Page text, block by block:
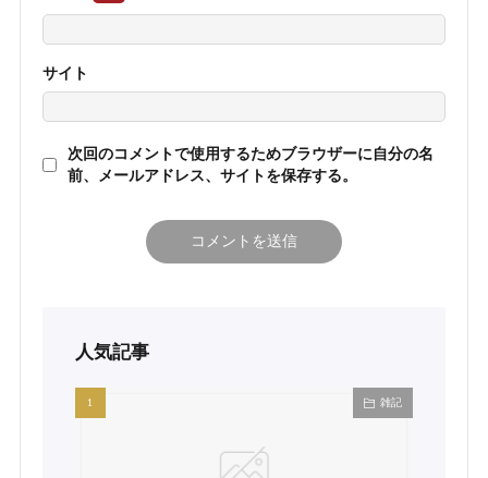
サイト
次回のコメントで使用するためブラウザーに自分の名
前、メールアドレス、サイトを保存する。
人気記事
雑記